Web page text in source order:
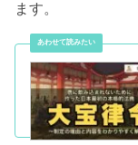
ます。